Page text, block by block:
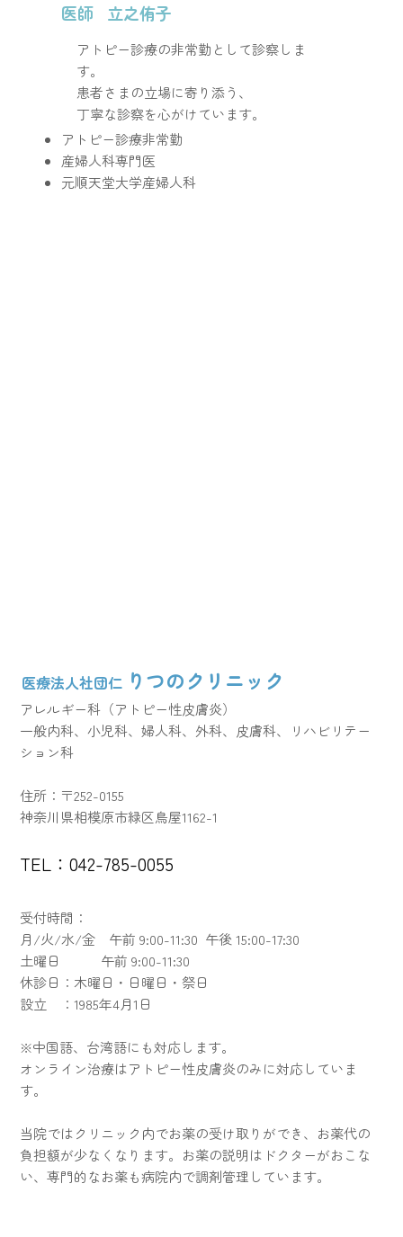
医師 立之侑子
アトピー診療の非常勤として診察しま
す。
患者さまの立場に寄り添う、
丁寧な診察を心がけています。
アトピー診療非常勤
産婦人科専門医
元順天堂大学産婦人科
医療法人社団仁 りつのクリニック
アレルギー科（アトピー性皮膚炎）
一般内科、小児科、婦人科、外科、皮膚科、リハビリテー
ション科
住所：〒252-0155
神奈川県相模原市緑区鳥屋1162-1
TEL：042-785-0055
受付時間：
月/火/水/金 午前 9:00-11:30 午後 15:00-17:30
土曜日 午前 9:00-11:30​
休診日：木曜日・日曜日・祭日​
設立 ：1985年4月1日​
※中国語、台湾語にも対応します。
オンライン治療はアトピー性皮膚炎のみに対応していま
す。
当院ではクリニック内でお薬の受け取りができ、お薬代の
負担額が少なくなります。お薬の説明はドクターがおこな
い、専門的なお薬も病院内で調剤管理しています。